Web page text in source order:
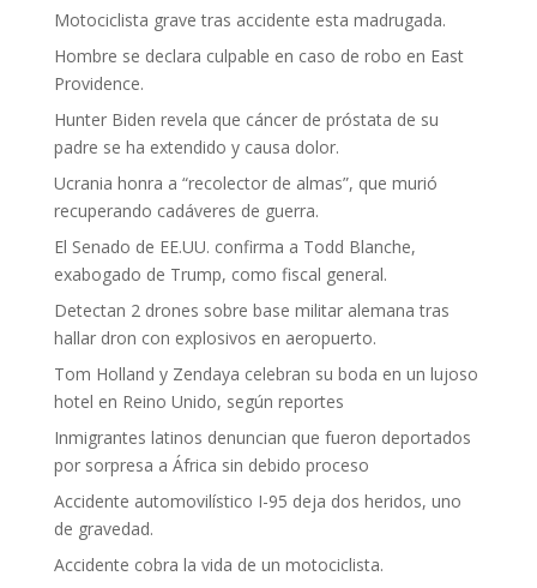
Motociclista grave tras accidente esta madrugada.
Hombre se declara culpable en caso de robo en East
Providence.
Hunter Biden revela que cáncer de próstata de su
padre se ha extendido y causa dolor.
Ucrania honra a “recolector de almas”, que murió
recuperando cadáveres de guerra.
El Senado de EE.UU. confirma a Todd Blanche,
exabogado de Trump, como fiscal general.
Detectan 2 drones sobre base militar alemana tras
hallar dron con explosivos en aeropuerto.
Tom Holland y Zendaya celebran su boda en un lujoso
hotel en Reino Unido, según reportes
Inmigrantes latinos denuncian que fueron deportados
por sorpresa a África sin debido proceso
Accidente automovilístico I-95 deja dos heridos, uno
de gravedad.
Accidente cobra la vida de un motociclista.